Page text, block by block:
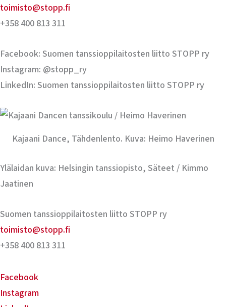
toimisto@stopp.fi
+358 400 813 311
Facebook: Suomen tanssioppilaitosten liitto STOPP ry
Instagram: @stopp_ry
LinkedIn: Suomen tanssioppilaitosten liitto STOPP ry
Kajaani Dance, Tähdenlento. Kuva: Heimo Haverinen
Ylälaidan kuva: Helsingin tanssiopisto, Säteet / Kimmo
Jaatinen
Suomen tanssioppilaitosten liitto STOPP ry
toimisto@stopp.fi
+358 400 813 311
Facebook
Instagram